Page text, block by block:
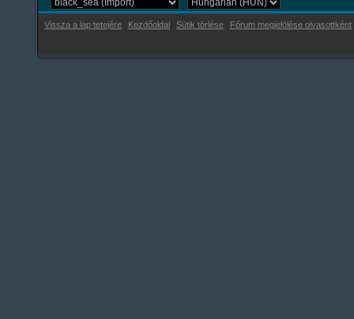
Vissza a lap tetejére Kezdőoldal Sütik törlése Fórum megjelölése olvasottként